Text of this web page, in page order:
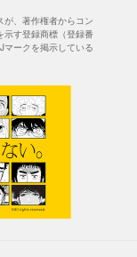
が、著作権者からコン
示す登録商標（登録番
ークを掲示している